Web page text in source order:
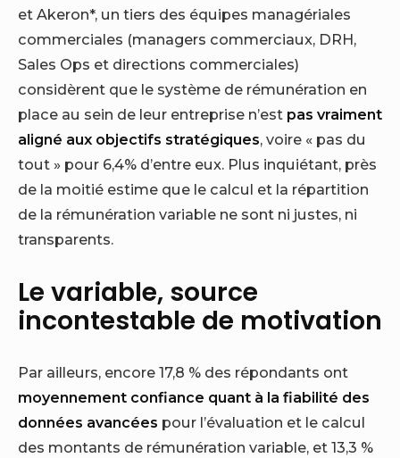
et Akeron*, un tiers des équipes managériales
commerciales (managers commerciaux, DRH,
Sales Ops et directions commerciales)
considèrent que le système de rémunération en
place au sein de leur entreprise n’est pas vraiment
aligné aux objectifs stratégiques, voire « pas du
tout » pour 6,4% d’entre eux. Plus inquiétant, près
de la moitié estime que le calcul et la répartition
de la rémunération variable ne sont ni justes, ni
transparents.
Le variable, source
incontestable de motivation
Par ailleurs, encore 17,8 % des répondants ont
moyennement confiance quant à la fiabilité des
données avancées pour l’évaluation et le calcul
des montants de rémunération variable, et 13,3 %